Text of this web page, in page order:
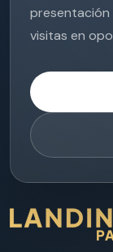
presentación
visitas en